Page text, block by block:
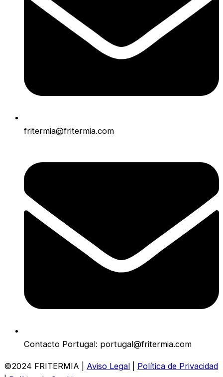
fritermia@fritermia.com
Contacto Portugal: portugal@fritermia.com
©2024 FRITERMIA | Aviso Legal
Política de Privacidad